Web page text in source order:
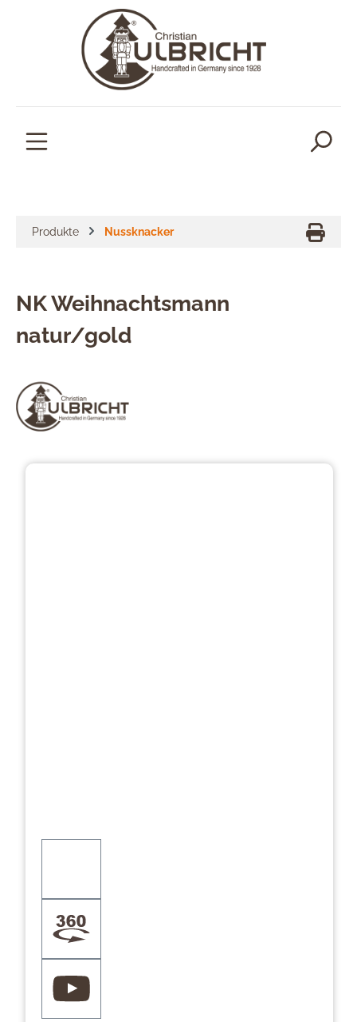
Produkte Nussknacker
NK Weihnachtsmann
natur/gold